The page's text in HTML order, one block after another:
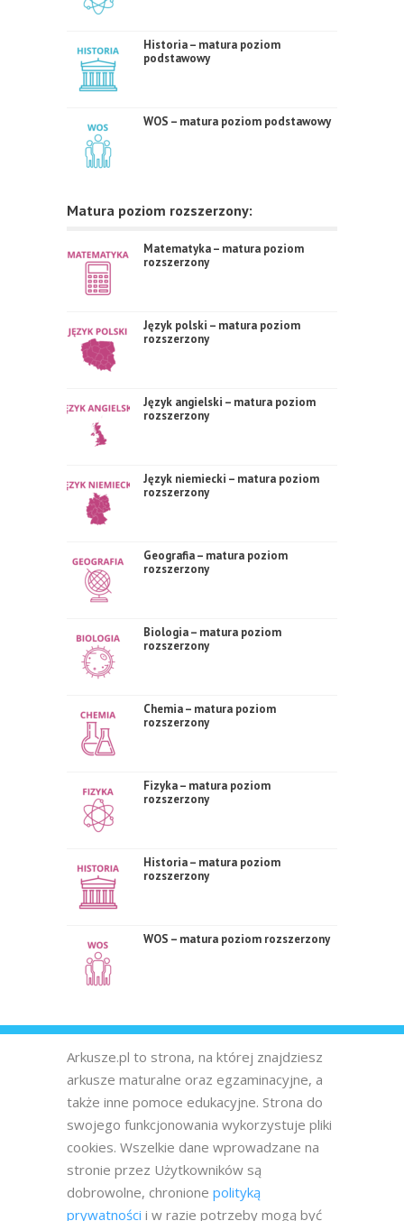
Historia – matura poziom
podstawowy
WOS – matura poziom podstawowy
Matura poziom rozszerzony:
Matematyka – matura poziom
rozszerzony
Język polski – matura poziom
rozszerzony
Język angielski – matura poziom
rozszerzony
Język niemiecki – matura poziom
rozszerzony
Geografia – matura poziom
rozszerzony
Biologia – matura poziom
rozszerzony
Chemia – matura poziom
rozszerzony
Fizyka – matura poziom
rozszerzony
Historia – matura poziom
rozszerzony
WOS – matura poziom rozszerzony
Arkusze.pl to strona, na której znajdziesz
arkusze maturalne oraz egzaminacyjne, a
także inne pomoce edukacyjne. Strona do
swojego funkcjonowania wykorzystuje pliki
cookies. Wszelkie dane wprowadzane na
stronie przez Użytkowników są
dobrowolne, chronione polityką
prywatności i w razie potrzeby mogą być